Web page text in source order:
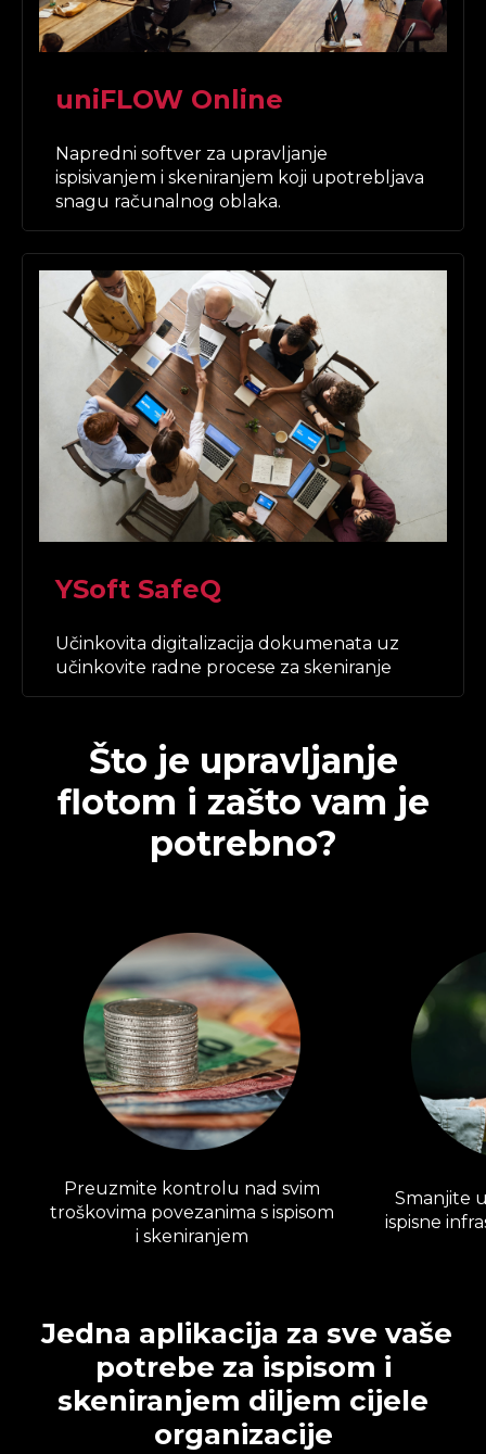
uniFLOW Online
Napredni softver za upravljanje
ispisivanjem i skeniranjem koji upotrebljava
snagu računalnog oblaka.
YSoft SafeQ
Učinkovita digitalizacija dokumenata uz
učinkovite radne procese za skeniranje
Što je upravljanje
flotom i zašto vam je
potrebno?
Preuzmite kontrolu nad svim
troškovima povezanima s ispisom
i skeniranjem
Smanjite
ispisne
Jedna aplikacija za sve vaše
potrebe za ispisom i
skeniranjem diljem cijele
organizacije